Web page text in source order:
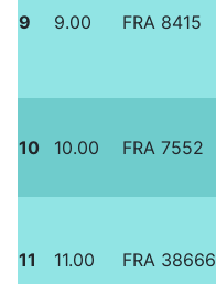
9 9.00 FRA 8415
10 10.00 FRA 7552
11 11.00 FRA 38666